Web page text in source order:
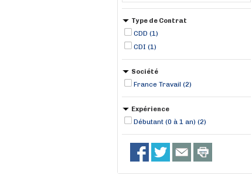
Type de Contrat
CDD (1)
CDI (1)
Société
France Travail (2)
Expérience
Débutant (0 à 1 an) (2)